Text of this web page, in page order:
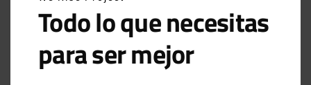
Todo lo que necesitas
para ser mejor